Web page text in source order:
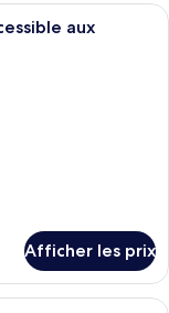
d’hôtel avec un
aux
Afficher les prix
d’hôtel avec deux lits,